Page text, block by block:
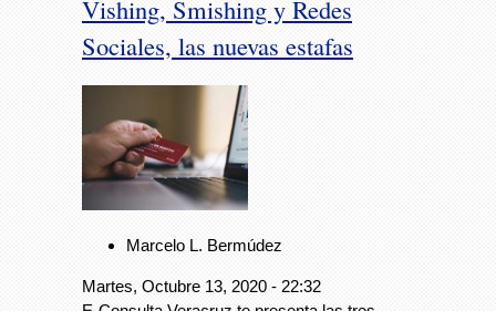
Vishing, Smishing y Redes
Sociales, las nuevas estafas
Marcelo L. Bermúdez
Martes, Octubre 13, 2020 - 22:32